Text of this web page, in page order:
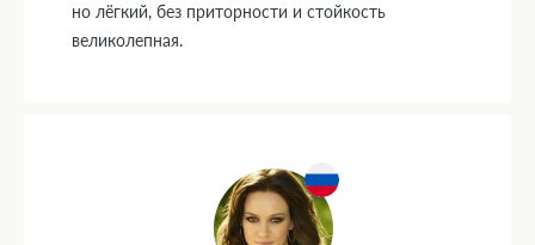
но лёгкий, без приторности и стойкость
великолепная.